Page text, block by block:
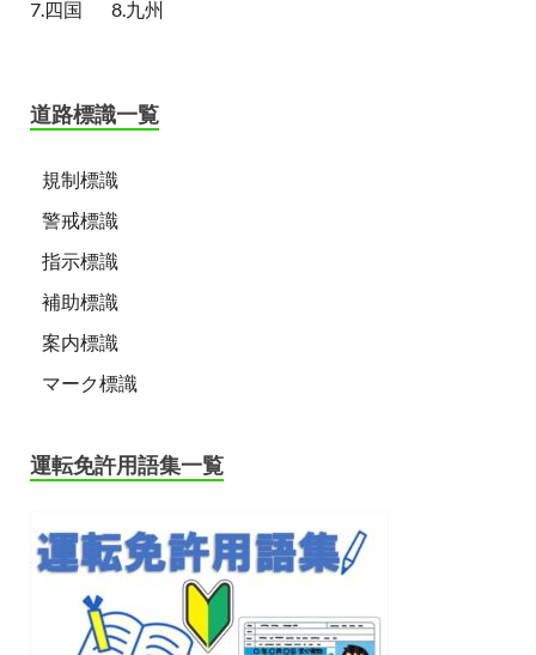
7.四国 8.九州
道路標識一覧
規制標識
警戒標識
指示標識
補助標識
案内標識
マーク標識
運転免許用語集一覧